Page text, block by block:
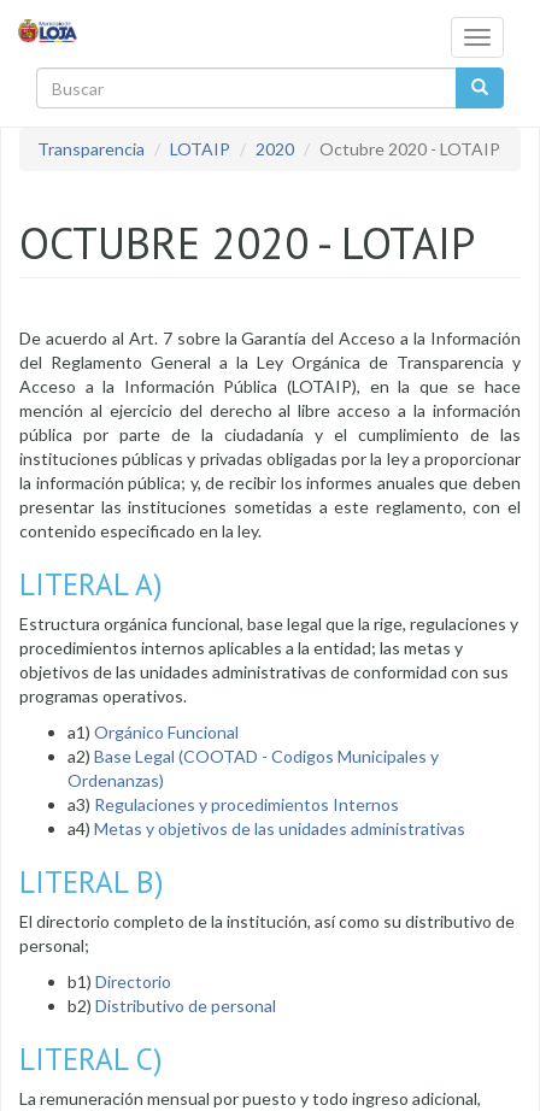
Toggle
Transparencia
LOTAIP 2020 Octubre 2020 - LOTAIP
OCTUBRE 2020 - LOTAIP
De acuerdo al Art. 7 sobre la Garantía del Acceso a la Información
del Reglamento General a la Ley Orgánica de Transparencia y
Acceso a la Información Pública (LOTAIP), en la que se hace
mención al ejercicio del derecho al libre acceso a la información
pública por parte de la ciudadanía y el cumplimiento de las
instituciones públicas y privadas obligadas por la ley a proporcionar
la información pública; y, de recibir los informes anuales que deben
presentar las instituciones sometidas a este reglamento, con el
contenido especificado en la ley.
LITERAL A)
Estructura orgánica funcional, base legal que la rige, regulaciones y
procedimientos internos aplicables a la entidad; las metas y
objetivos de las unidades administrativas de conformidad con sus
programas operativos.
a1) Orgánico Funcional
a2) Base Legal (COOTAD - Codigos Municipales y
Ordenanzas)
a3) Regulaciones y procedimientos Internos
a4) Metas y objetivos de las unidades administrativas
LITERAL B)
El directorio completo de la institución, así como su distributivo de
personal;
b1) Directorio
b2) Distributivo de personal
LITERAL C)
La remuneración mensual por puesto y todo ingreso adicional,